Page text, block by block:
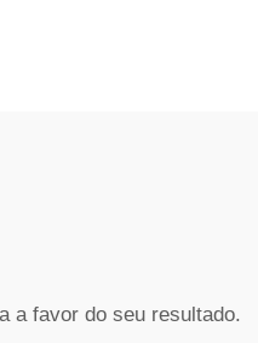
a favor do seu resultado.